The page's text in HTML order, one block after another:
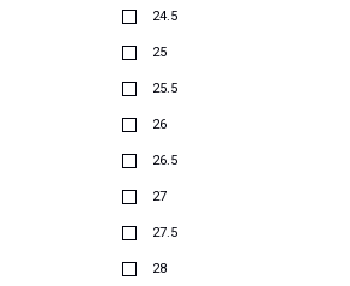
24.5
25
25.5
26
26.5
27
27.5
28